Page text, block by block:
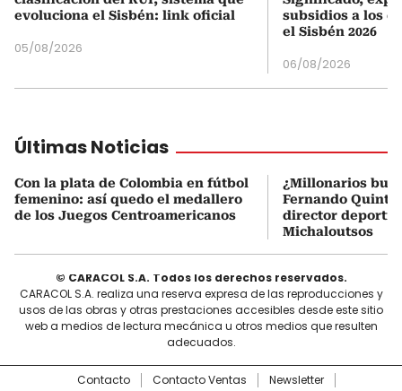
evoluciona el Sisbén: link oficial
05/08/2026
subsidios a los
el Sisbén 2026
06/08/2026
Últimas Noticias
Con la plata de Colombia en fútbol
femenino: así quedo el medallero
de los Juegos Centroamericanos
¿Millonarios
Fernando
director
Michaloutsos
© CARACOL S.A. Todos los derechos reservados.
CARACOL S.A. realiza una reserva expresa de las reproducciones y
usos de las obras y otras prestaciones accesibles desde este sitio
web a medios de lectura mecánica u otros medios que resulten
adecuados.
Contacto Contacto Ventas Newsletter